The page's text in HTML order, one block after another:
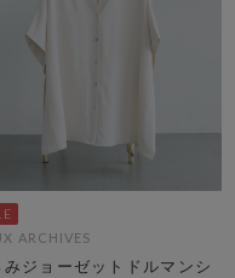
ARCHIVES
みジョーゼットドルマンシ